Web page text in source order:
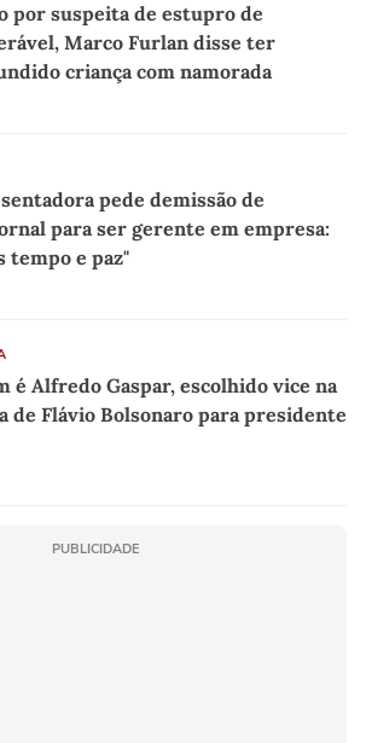
por suspeita de estupro de
Marco Furlan disse ter
criança com namorada
pede demissão de
para ser gerente em empresa:
tempo e paz"
é Alfredo Gaspar, escolhido vice na
de Flávio Bolsonaro para presidente
PUBLICIDADE